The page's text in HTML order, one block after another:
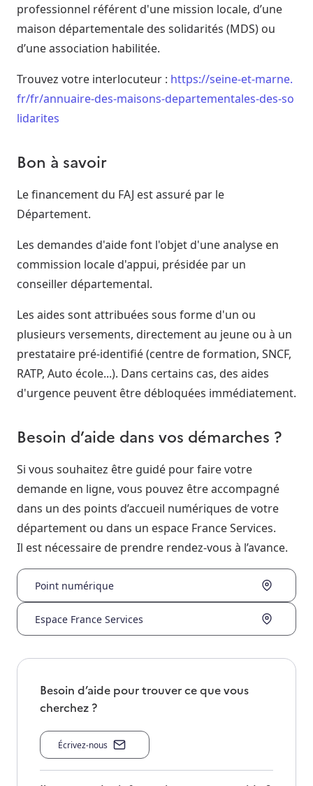
professionnel référent d'une mission locale, d’une
maison départementale des solidarités (MDS) ou
d’une association habilitée.
Trouvez votre interlocuteur : https://seine-et-marne.
fr/fr/annuaire-des-maisons-departementales-des-so
lidarites
Bon à savoir
Le financement du FAJ est assuré par le
Département.
Les demandes d'aide font l'objet d'une analyse en
commission locale d'appui, présidée par un
conseiller départemental.
Les aides sont attribuées sous forme d'un ou
plusieurs versements, directement au jeune ou à un
prestataire pré-identifié (centre de formation, SNCF,
RATP, Auto école...). Dans certains cas, des aides
d'urgence peuvent être débloquées immédiatement.
Besoin d’aide dans vos démarches ?
Si vous souhaitez être guidé pour faire votre
demande en ligne, vous pouvez être accompagné
dans un des points d’accueil numériques de votre
département ou dans un espace France Services.
Il est nécessaire de prendre rendez-vous à l’avance.
Point numérique
Espace France Services
Besoin d’aide pour trouver ce que vous
cherchez ?
Écrivez-nous